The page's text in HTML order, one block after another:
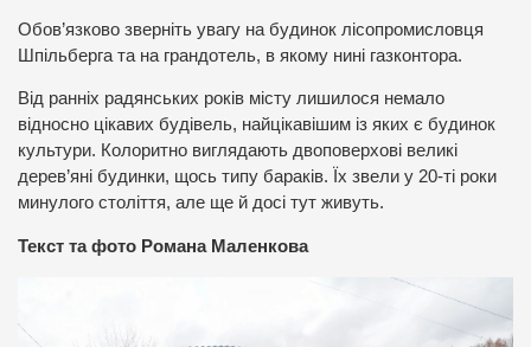
Обов’язково зверніть увагу на будинок лісопромисловця
Шпільберга та на грандотель, в якому нині газконтора.
Від ранніх радянських років місту лишилося немало
відносно цікавих будівель, найцікавішим із яких є будинок
культури. Колоритно виглядають двоповерхові великі
дерев’яні будинки, щось типу бараків. Їх звели у 20-ті роки
минулого століття, але ще й досі тут живуть.
Текст та фото Романа Маленкова